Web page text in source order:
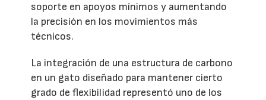
soporte en apoyos mínimos y aumentando
la precisión en los movimientos más
técnicos.
La integración de una estructura de carbono
en un gato diseñado para mantener cierto
grado de flexibilidad representó uno de los